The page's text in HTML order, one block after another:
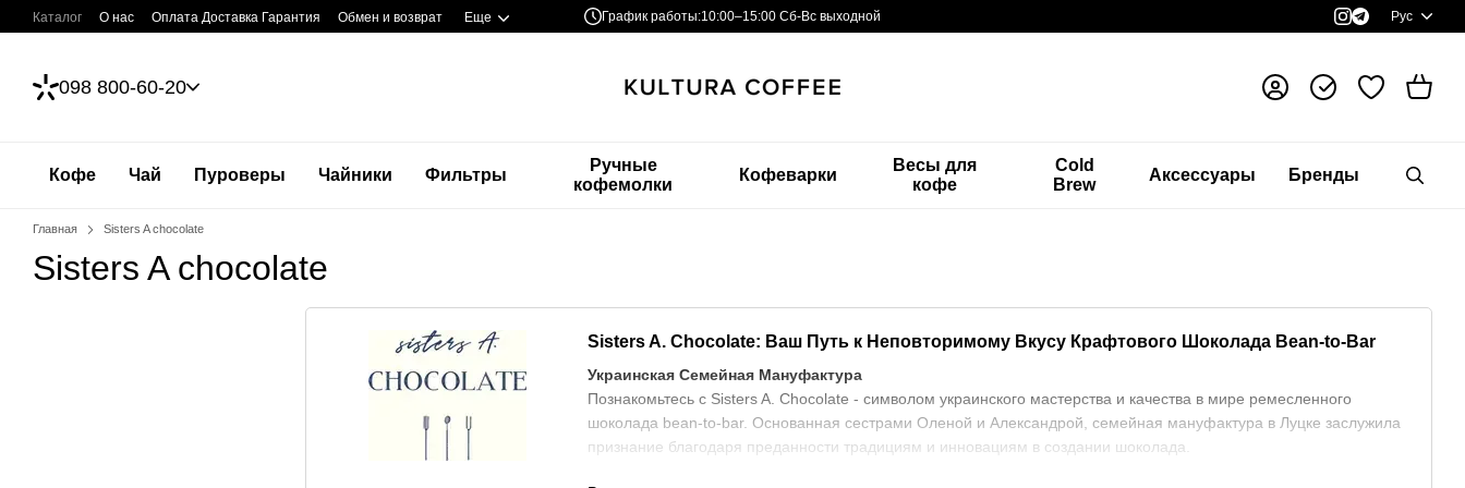
Перейти к основному контенту
Каталог О нас Оплата Доставка Гарантия Обмен и возврат Еще График работы:10:00–15:00 Сб-Вс выходной Рус
098 800-60-20
Кофе Чай Пуроверы Чайники Фильтры
Ручные
кофемолки
Кофеварки
Весы для
кофе
Cold
Brew
Аксессуары Бренды
Главная Sisters A chocolate
Sisters A chocolate
Sisters A. Chocolate: Ваш Путь к Неповторимому Вкусу Крафтового Шоколада Bean-to-Bar
Украинская Семейная Мануфактура
Познакомьтесь с Sisters A. Chocolate - символом украинского мастерства и качества в мире ремесленного
шоколада bean-to-bar. Основанная сестрами Оленой и Александрой, семейная мануфактура в Луцке заслужила
признание благодаря преданности традициям и инновациям в создании шоколада.